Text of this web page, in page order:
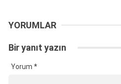
YORUMLAR
Bir yanıt yazın
Yorum *